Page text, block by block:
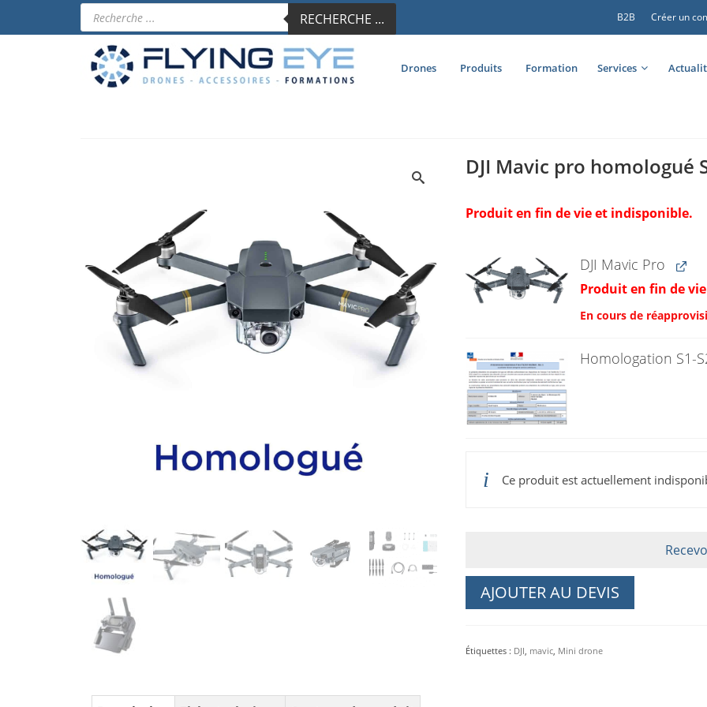
B2B Créer un
Recherche
de
produits
RECHERCHE ...
Drones Produits Formation Services
DJI Mavic pro homologué
Produit en fin de vie et indisponible.
DJI Mavic Pro
Produit en fin de
En cours de
Homologation S1-
Ce produit est actuellement
AJOUTER AU DEVIS
Étiquettes : DJI mavic, Mini drone